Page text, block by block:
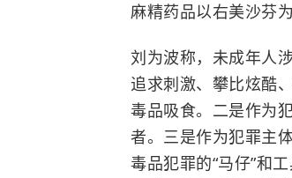
麻精药品以右美沙芬
刘为波称， 未成年人
追求刺激、攀比炫酷
毒品吸食。二是作为
者。三是作为犯罪主
毒品犯罪的“马仔”和